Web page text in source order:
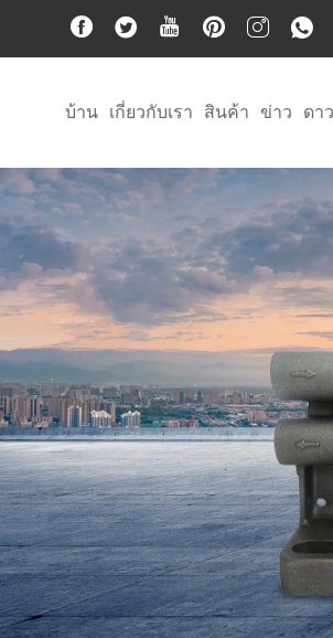
บ้าน เกี่ยวกับเรา สินค้า ข่าว ดา